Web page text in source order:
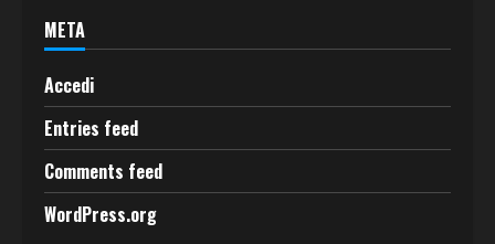
META
Accedi
Entries feed
Comments feed
WordPress.org